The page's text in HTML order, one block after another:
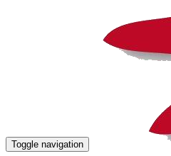
Toggle navigation